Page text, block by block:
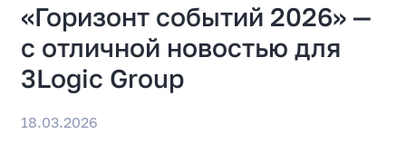
«Горизонт событий 2026» —
с отличной новостью для
3Logic Group
18.03.2026